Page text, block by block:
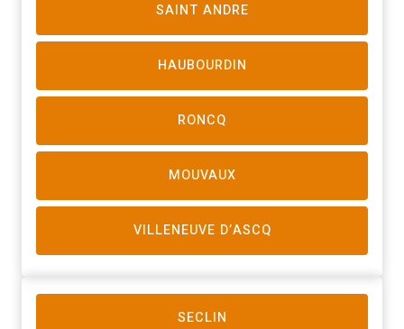
SAINT ANDRE
HAUBOURDIN
RONCQ
MOUVAUX
VILLENEUVE D’ASCQ
SECLIN